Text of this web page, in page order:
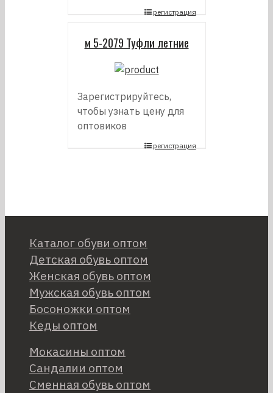
регистрация
м 5-2079 Туфли летние
Зарегистрируйтесь,
чтобы узнать цену для
оптовиков
регистрация
Каталог обуви оптом
Детская обувь оптом
Женская обувь оптом
Мужская обувь оптом
Босоножки оптом
Кеды оптом
Мокасины оптом
Сандалии оптом
Сменная обувь оптом